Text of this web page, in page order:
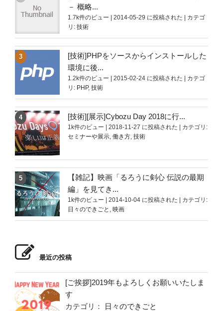
－ 概略...
1.7k件のビュー 2014-05-29 に投稿された
カテゴ
リ: 技術
[技術]PHPをソースからインストールした
環境に後...
1.2k件のビュー 2015-02-24 に投稿された
カテゴ
リ: PHP, 技術
[技術][展示]Cybozu Day 2018に行...
1k件のビュー 2018-11-27 に投稿された
カテゴリ:
セミナーや展示, 働き方, 技術
【雑記】映画「るろうに剣心 伝説の最期
編」を見てき...
1k件のビュー 2014-10-04 に投稿された
カテゴリ:
日々のできごと , 映画
最近の投稿
[ご挨拶]2019年もよろしくお願いいたしま
す
カテゴリ：
日々のできごと